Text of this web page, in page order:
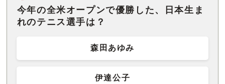
今年の全米オープンで優勝した、日本生ま
れのテニス選手は？
森田あゆみ
伊達公子